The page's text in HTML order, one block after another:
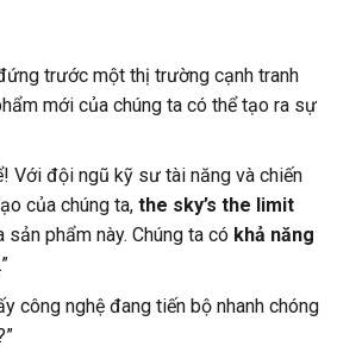
trước một thị trường cạnh tranh
mới của chúng ta có thể tạo ra sự
Với đội ngũ kỹ sư tài năng và chiến
của chúng ta, the sky’s the limit
sản phẩm này. Chúng ta có khả năng
công nghệ đang tiến bộ nhanh chóng